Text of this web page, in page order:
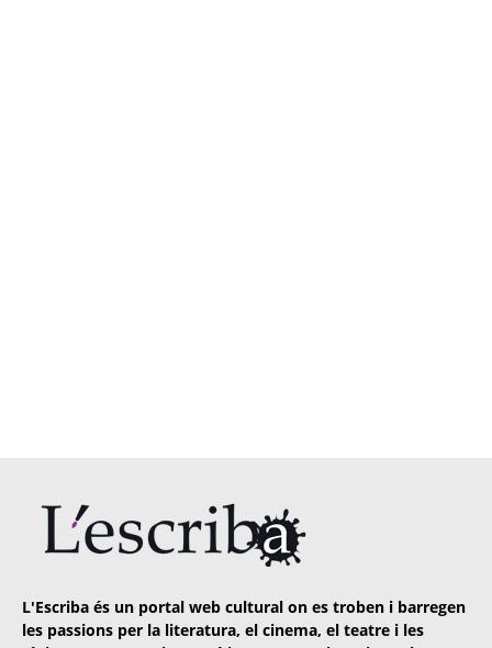
L'Escriba és un portal web cultural on es troben i barregen
les passions per la literatura, el cinema, el teatre i les